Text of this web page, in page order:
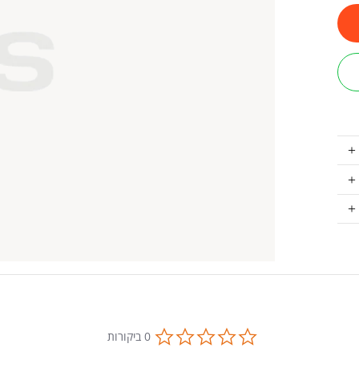
0.0
star
0 ביקורות